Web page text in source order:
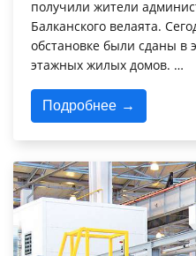
получили жители
Балканского велаята.
обстановке были сданы в
этажных жилых домов. …
Подробнее →